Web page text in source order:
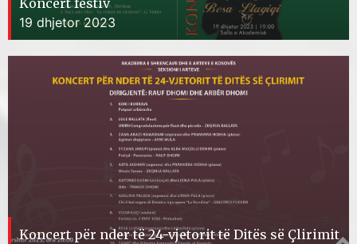
Koncert festiv
19 dhjetor 2023
Koncert për nder të 24-vjetorit të Ditës së Çlirimit